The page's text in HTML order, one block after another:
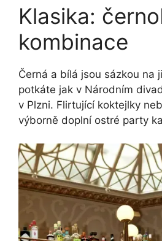
Klasika:
kombinace
Černá a bílá jsou sázkou na
potkáte jak v Národním
v Plzni. Flirtující koktejlky
výborně doplní ostré party